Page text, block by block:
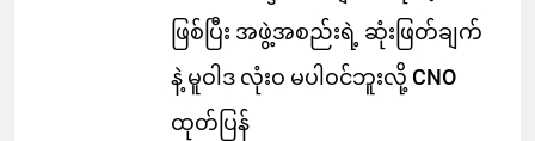
ဖြစ်ပြီး အဖွဲ့အစည်းရဲ့ ဆုံးဖြတ်ချက်
နဲ့ မူဝါဒ လုံးဝ မပါဝင်ဘူးလို့ CNO
ထုတ်ပြန်